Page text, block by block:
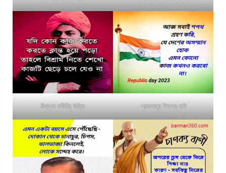
বিখ্যাত মনীষীর উক্তি প্রজাতন্ত্র দিবসের ছবি